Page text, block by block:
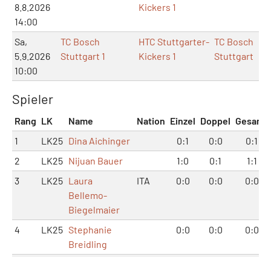
8.8.2026
14:00
Kickers 1
Sa,
5.9.2026
10:00
TC Bosch
Stuttgart 1
HTC Stuttgarter-
Kickers 1
TC Bosch
Stuttgart
Spieler
Rang LK Name Nation Einzel Doppel Gesamt
1
LK25 Dina Aichinger 0:1 0:0
0:1
2
LK25 Nijuan Bauer 1:0 0:1
1:1
3
LK25 Laura
Bellemo-
Biegelmaier
ITA 0:0 0:0 0:0
4 LK25 Stephanie
Breidling
0:0 0:0 0:0